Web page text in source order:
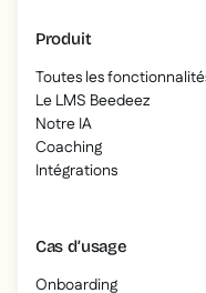
Produit
Toutes les
Le LMS Beedeez
Notre IA
Coaching
Intégrations
Cas d’usage
Onboarding